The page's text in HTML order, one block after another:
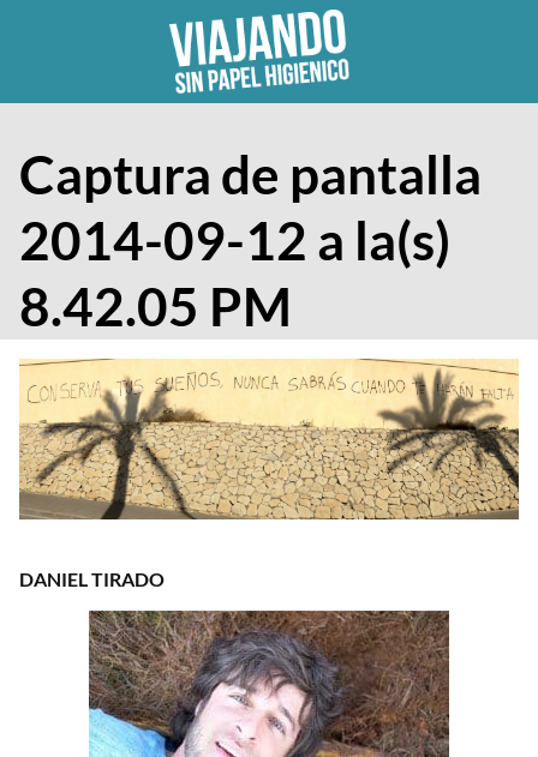
Captura de pantalla
2014-09-12 a la(s)
8.42.05 PM
DANIEL TIRADO